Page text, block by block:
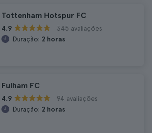
Tottenham Hotspur FC
4.9
345 avaliações
Duração: 2 horas
Fulham FC
4.9
94 avaliações
Duração: 2 horas